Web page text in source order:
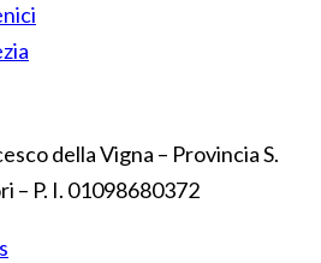
della Vigna – Provincia S.
– P. I. 01098680372